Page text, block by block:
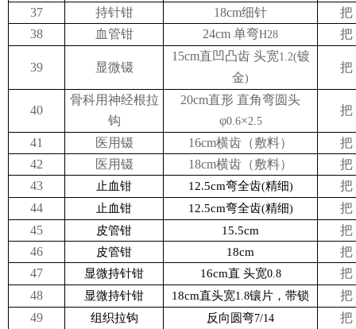
37
持针钳 18cm细针
把
38
血管钳 24cm 单弯H28 把
39 显微镊
15cm直凹凸齿 头宽1.2(镀
金)
把
40
骨科用神经根拉
钩
20cm直形 直角弯圆头
φ0.6×2.5
把
41 医用镊 16cm横齿（敷料）
把
42
医用镊 18cm横齿（敷料）
把
43
止血钳 12.5cm弯全齿(精细)
把
44
止血钳 12.5cm弯全齿(精细)
把
45
皮管钳 15.5cm
把
46
皮管钳 18cm
把
47
显微持针钳 16cm直 头宽0.8
把
48
显微持针钳 18cm直头宽1.8镶片，带锁
把
49
组织拉钩 反向圆弯7/14
把